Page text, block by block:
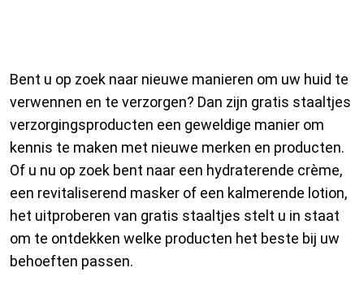
Bent u op zoek naar nieuwe manieren om uw huid te
verwennen en te verzorgen? Dan zijn gratis staaltjes
verzorgingsproducten een geweldige manier om
kennis te maken met nieuwe merken en producten.
Of u nu op zoek bent naar een hydraterende crème,
een revitaliserend masker of een kalmerende lotion,
het uitproberen van gratis staaltjes stelt u in staat
om te ontdekken welke producten het beste bij uw
behoeften passen.